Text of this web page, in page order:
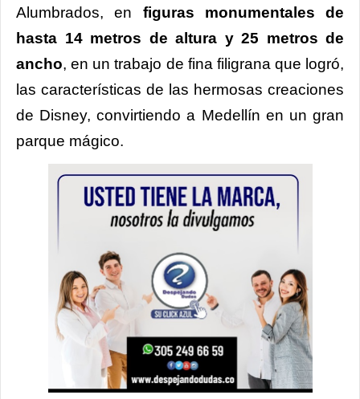
Alumbrados, en figuras monumentales de
hasta 14 metros de altura y 25 metros de
ancho, en un trabajo de fina filigrana que logró,
las características de las hermosas creaciones
de Disney, convirtiendo a Medellín en un gran
parque mágico.